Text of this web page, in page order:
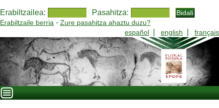
Erabiltzailea: Pasahitza:
Erabiltzaile berria - Zure pasahitza ahaztu duzu?
español
english français